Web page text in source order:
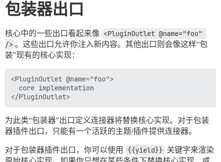
包装器出口
核心中的一些出口看起来像 <PluginOutlet @name="foo"
/> 。这些出口允许你注入新内容。其他出口则会像这样“包
装”现有的核心实现：
<PluginOutlet @name="foo">
  core implementation
为此类“包装器”出口定义连接器将替换核心实现。对于包装
器插件出口，只能有一个活跃的主题/插件提供连接器。
对于包装器插件出口，你可以使用 {{yield}} 关键字来渲染